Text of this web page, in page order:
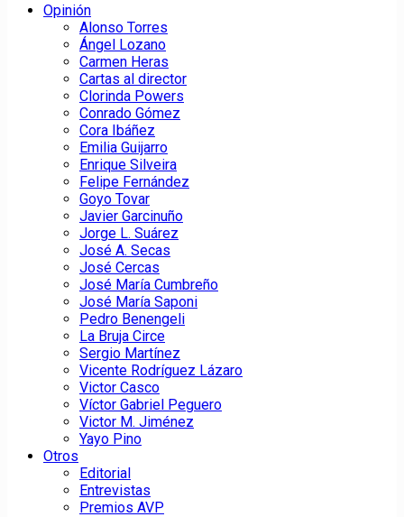
Opinión
Alonso Torres
Ángel Lozano
Carmen Heras
Cartas al director
Clorinda Powers
Conrado Gómez
Cora Ibáñez
Emilia Guijarro
Enrique Silveira
Felipe Fernández
Goyo Tovar
Javier Garcinuño
Jorge L. Suárez
José A. Secas
José Cercas
José María Cumbreño
José María Saponi
Pedro Benengeli
La Bruja Circe
Sergio Martínez
Vicente Rodríguez Lázaro
Victor Casco
Víctor Gabriel Peguero
Victor M. Jiménez
Yayo Pino
Otros
Editorial
Entrevistas
Premios AVP